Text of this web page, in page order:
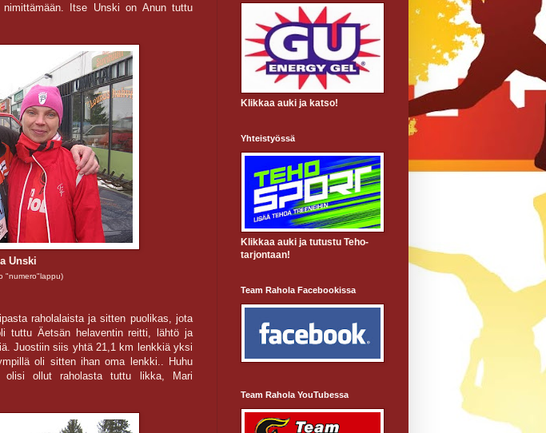
Itse Unski on Anun tuttu
Unski
"numero"lappu)
raholalaista ja sitten puolikas, jota
tuttu Äetsän helaventin reitti, lähtö ja
Juostiin siis yhtä 21,1 km lenkkiä yksi
oli sitten ihan oma lenkki.. Huhu
ollut raholasta tuttu likka, Mari
Klikkaa auki ja katso!
Yhteistyössä
Klikkaa auki ja tutustu Teho-
tarjontaan!
Team Rahola Facebookissa
Team Rahola YouTubessa